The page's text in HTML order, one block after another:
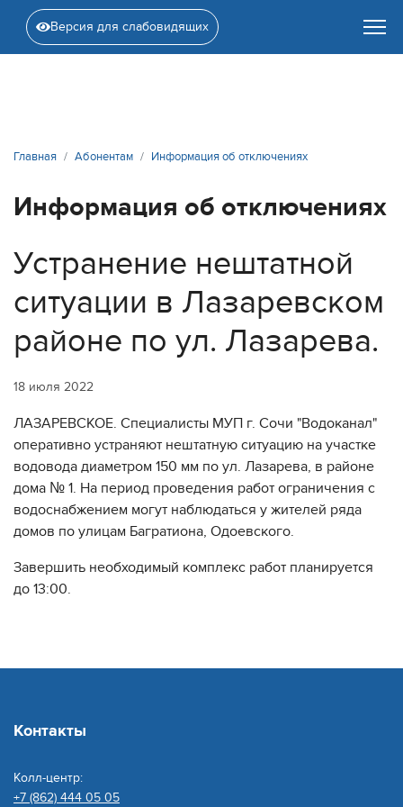
Версия для слабовидящих
Главная Абонентам Информация об отключениях
Информация об отключениях
Устранение нештатной
ситуации в Лазаревском
районе по ул. Лазарева.
18 июля 2022
ЛАЗАРЕВСКОЕ. Специалисты МУП г. Сочи "Водоканал"
оперативно устраняют нештатную ситуацию на участке
водовода диаметром 150 мм по ул. Лазарева, в районе
дома № 1. На период проведения работ ограничения с
водоснабжением могут наблюдаться у жителей ряда
домов по улицам Багратиона, Одоевского.
Завершить необходимый комплекс работ планируется
до 13:00.
Контакты
Колл-центр:
+7 (862) 444 05 05